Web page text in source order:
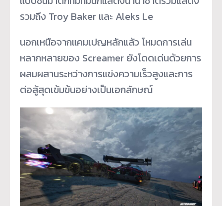
รวมถึง Troy Baker และ Aleks Le
นอกเหนือจากแคมเปญหลักแล้ว โหมดการเล่น
หลากหลายของ Screamer ยังโดดเด่นด้วยการ
ผสมผสานระหว่างการแข่งความเร็วสูงและการ
ต่อสู้สุดเข้มข้นอย่างเป็นเอกลักษณ์